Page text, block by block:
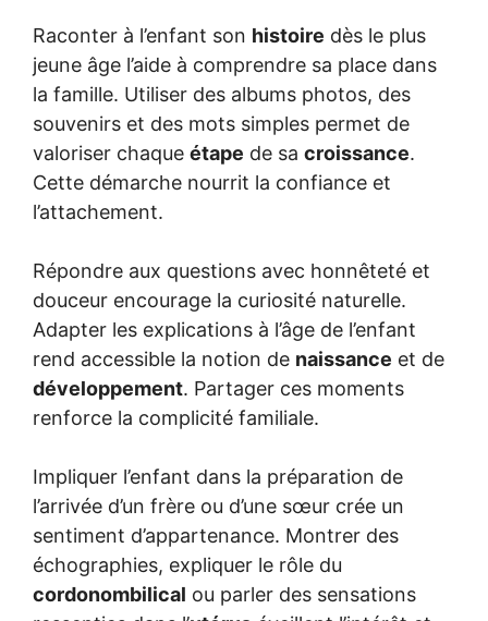
Raconter à l’enfant son histoire dès le plus
jeune âge l’aide à comprendre sa place dans
la famille. Utiliser des albums photos, des
souvenirs et des mots simples permet de
valoriser chaque étape de sa croissance.
Cette démarche nourrit la confiance et
l’attachement.
Répondre aux questions avec honnêteté et
douceur encourage la curiosité naturelle.
Adapter les explications à l’âge de l’enfant
rend accessible la notion de naissance et de
développement. Partager ces moments
renforce la complicité familiale.
Impliquer l’enfant dans la préparation de
l’arrivée d’un frère ou d’une sœur crée un
sentiment d’appartenance. Montrer des
échographies, expliquer le rôle du
cordonombilical ou parler des sensations